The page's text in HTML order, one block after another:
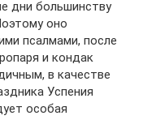
дни большинству
оно
псалмами, после
и кондак
в качестве
Успения
особая